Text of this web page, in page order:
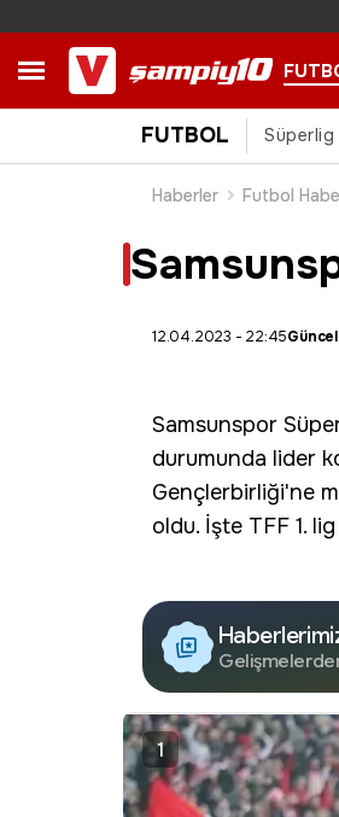
FUTBOL Süperlig
Haberler Futbol
12.04.2023 - 22:45
Samsunspor
durumunda lider
Gençlerbirliği'ne
oldu. İşte TFF 1.
1